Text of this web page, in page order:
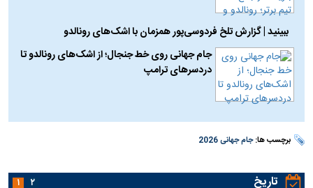
ببینید | گزارش تلخ فردوسی‌پور همزمان با اشک‌های رونالدو
جام جهانی روی خط جنجال؛ از اشک‌های رونالدو تا
دردسر‌های ترامپ
برچسب ها:جام جهانی 2026
تاریخ ۱ ۲